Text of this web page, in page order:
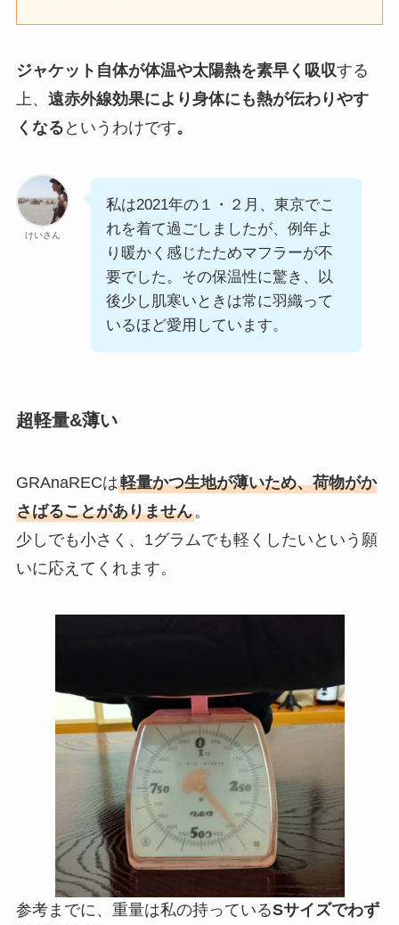
ジャケット自体が体温や太陽熱を素早く吸収する
上、 遠赤外線効果により身体にも熱が伝わりやす
くなる というわけです。
けいさん
私は2021年の１・２月、東京でこ
れを着て過ごしましたが、例年よ
り暖かく感じたためマフラーが不
要でした。その保温性に驚き、以
後少し肌寒いときは常に羽織って
いるほど愛用しています。
超軽量&薄い
GRAnaRECは軽量かつ生地が薄いため、荷物がか
さばることがありません。
少しでも小さく、1グラムでも軽くしたいという願
いに応えてくれます。
参考までに、重量は私の持っているSサイズでわず